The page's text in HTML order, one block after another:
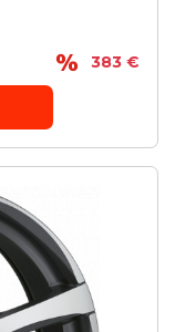
383 €